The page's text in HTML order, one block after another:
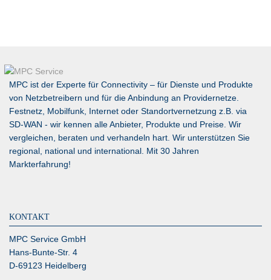
MPC ist der Experte für Connectivity – für Dienste und Produkte
von Netzbetreibern und für die Anbindung an Providernetze.
Festnetz, Mobilfunk, Internet oder Standortvernetzung z.B. via
SD-WAN - wir kennen alle Anbieter, Produkte und Preise. Wir
vergleichen, beraten und verhandeln hart. Wir unterstützen Sie
regional, national und international. Mit 30 Jahren
Markterfahrung!
KONTAKT
MPC Service GmbH
Hans-Bunte-Str. 4
D-69123 Heidelberg